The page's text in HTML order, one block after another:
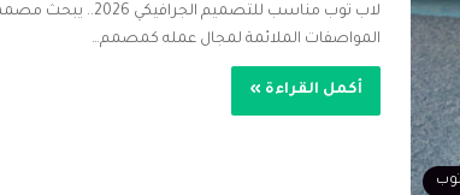
لاب توب مناسب
المواصفات الملائمة لمجال عمله كمصمم…
أكمل القراءة »